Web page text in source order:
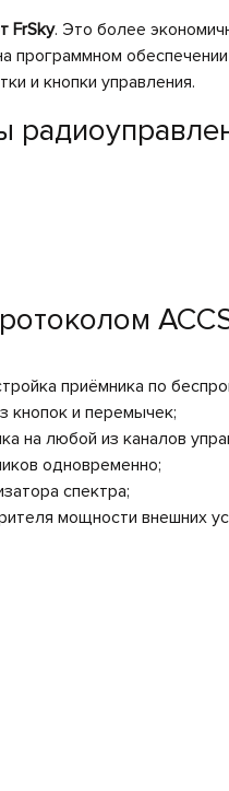
FrSky. Это более
программном
и кнопки управления.
приёмника по
кнопок и перемычек;
на любой из каналов
одновременно;
спектра;
мощности внешних